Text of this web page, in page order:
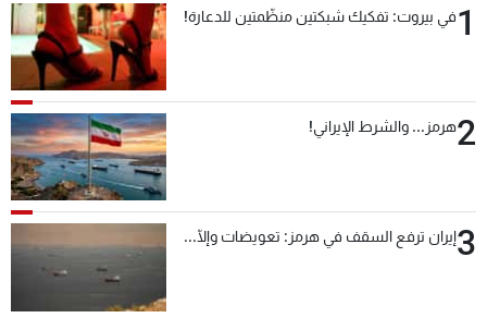
1في بيروت: تفكيك شبكتين منظّمتين للدعارة!
2هرمز... والشرط الإيراني!
3إيران ترفع السقف في هرمز: تعويضات وإلّا...